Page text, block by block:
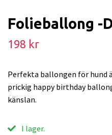
Folieballong -
198 kr
Perfekta ballongen för hund
prickig happy birthday
känslan.
I lager.